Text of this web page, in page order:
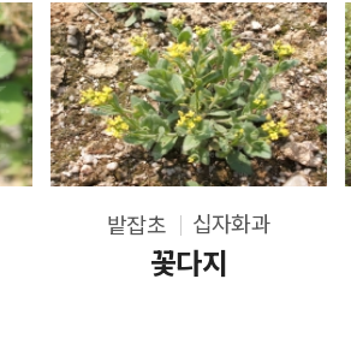
밭잡초 십자화과
꽃다지